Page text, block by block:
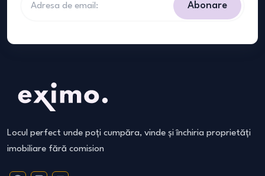
Abonare
Locul perfect unde poți cumpăra, vinde și închiria proprietăți
imobiliare fără comision